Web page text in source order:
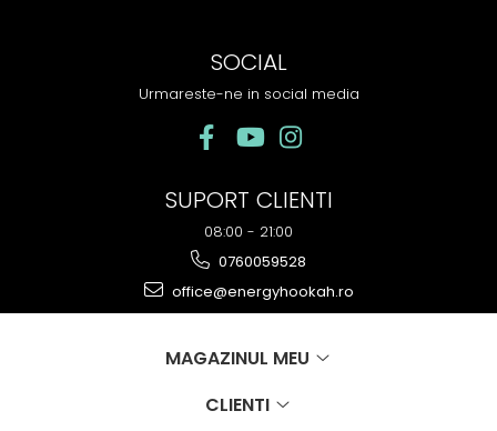
SOCIAL
Urmareste-ne in social media
SUPORT CLIENTI
08:00 - 21:00
0760059528
office@energyhookah.ro
MAGAZINUL MEU
CLIENTI